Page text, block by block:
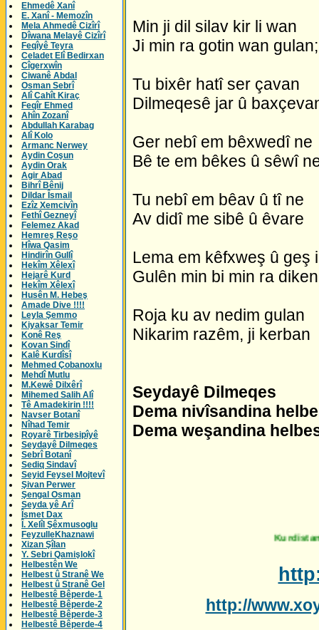
Ehmedê Xanî
E. Xanî - Memozîn
Mela Ahmedê Cizîrî
Dîwana Melayê Cizîrî
Feqîyê Teyra
Celadet Elî Bedirxan
Cîgerxwîn
Ciwanê Abdal
Osman Sebrî
Alî Cahît Kiraç
Feqîr Ehmed
Ahîn Zozanî
Abdullah Karabag
Alî Kolo
Armanc Nerwey
Aydin Coşun
Aydin Orak
Agir Abad
Bihrî Bênij
Dildar Îsmail
Ezîz Xemcivîn
Fethî Gezneyî
Felemez Akad
Hemreş Reşo
Hîwa Qasim
Hindirîn Gullî
Hekîm Xêlexî
Hejarê Kurd
Hekîm Xêlexî
Husên M. Hebeş
Amade Dive !!!!
Leyla Şemmo
Kiyaksar Temir
Konê Reş
Kovan Sindî
Kalê Kurdîsî
Mehmed Çobanoxlu
Mehdî Mutlu
M.Kewê Dilxêrî
Mihemed Salih Alî
Tê Amadekirin !!!!
Navser Botanî
Nîhad Temir
Royarê Tirbesipîyê
Seydayê Dilmeqes
Sebrî Botanî
Sediq Sindavî
Seyid Feysel Mojtevî
Şivan Perwer
Şengal Osman
Seyda yê Arî
Îsmet Dax
Î. Xelîl Şêxmusoglu
FeyzulleKhaznawi
Xizan Şîlan
Y. Sebri Qamişlokî
Helbestên We
Helbest û Stranê We
Helbest û Stranê Gel
Helbestê Bêperde-1
Helbestê Bêperde-2
Helbestê Bêperde-3
Helbestê Bêperde-4
Min ji dil silav kir li wan
Ji min ra gotin wan gulan;
Tu bixêr hatî ser çavan
Dilmeqesê jar û
Ger nebî em bêxwedî ne
Bê te em bêkes û sêwî
Tu nebî em bêav û tî ne
Av didî me sibê û êvare
Lema em kêfxweş û geş
Gulên min bi min ra
Roja ku av nedim gulan
Nikarim razêm, ji kerban
Seydayê Dilmeqes
Dema nivîsandina
Dema weşandina
Kurdistan Welatê
http://